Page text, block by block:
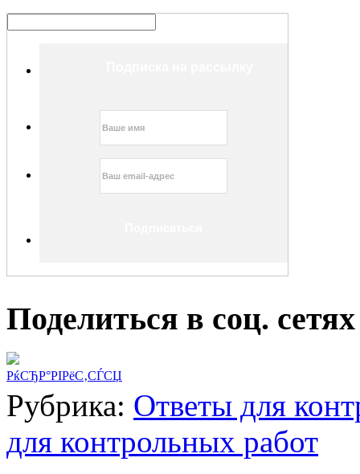
Поделиться в соц. сетях
РќСЂР°РІРёС‚СЃСЏ
Рубрика: Ответы для
для контрольных работ